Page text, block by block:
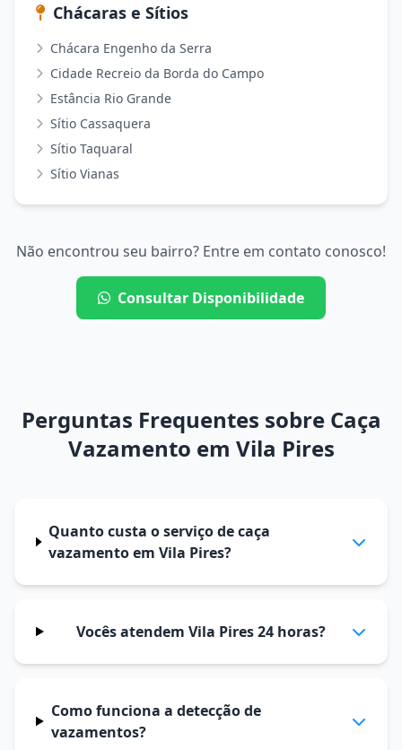
Chácaras e Sítios
Chácara Engenho da Serra
Cidade Recreio da Borda do Campo
Estância Rio Grande
Sítio Cassaquera
Sítio Taquaral
Sítio Vianas
Não encontrou seu bairro? Entre em contato conosco!
Consultar Disponibilidade
Perguntas Frequentes sobre Caça
Vazamento em Vila Pires
Quanto custa o serviço de caça
vazamento em Vila Pires?
Vocês atendem Vila Pires 24 horas?
Como funciona a detecção de
vazamentos?